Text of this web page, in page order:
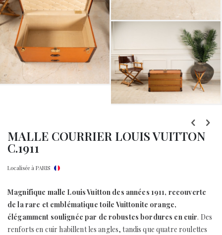
the
beginning
the
gallery
MALLE COURRIER LOUIS VUITTON
C.1911
Localisée à PARIS
Magnifique malle Louis Vuitton des années 1911, recouverte
de la rare et emblématique toile Vuittonite orange,
élégamment soulignée par de robustes bordures en cuir. Des
renforts en cuir habillent les angles, tandis que quatre roulettes